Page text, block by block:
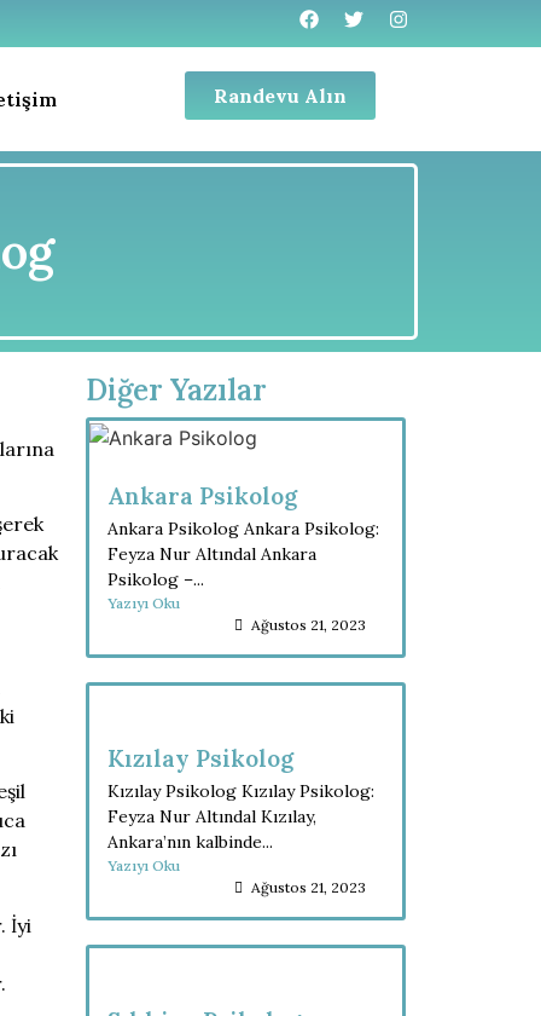
Randevu Alın
İyi
Diğer Yazılar
Ankara Psikolog
Ankara Psikolog Ankara Psikolog:
Feyza Nur Altındal Ankara
Psikolog –...
Yazıyı Oku
Ağustos 21, 2023
Kızılay Psikolog
Kızılay Psikolog Kızılay Psikolog:
Feyza Nur Altındal Kızılay,
Ankara’nın kalbinde...
Yazıyı Oku
Ağustos 21, 2023